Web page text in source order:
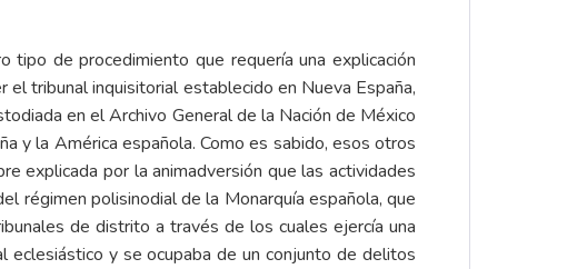
tipo de procedimiento que requería una explicación
tribunal inquisitorial establecido en Nueva España,
en el Archivo General de la Nación de México
y la América española. Como es sabido, esos otros
explicada por la animadversión que las actividades
régimen polisinodial de la Monarquía española, que
de distrito a través de los cuales ejercía una
eclesiástico y se ocupaba de un conjunto de delitos